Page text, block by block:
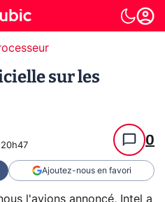
sur les
0
Ajoutez-nous en favori
l'avions annoncé, Intel a